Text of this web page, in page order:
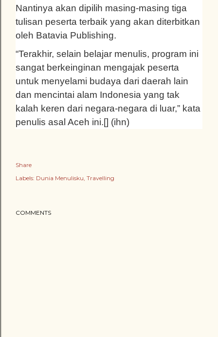
Nantinya akan dipilih masing-masing tiga
tulisan peserta terbaik yang akan diterbitkan
oleh Batavia Publishing.
“Terakhir, selain belajar menulis, program ini
sangat berkeinginan mengajak peserta
untuk menyelami budaya dari daerah lain
dan mencintai alam Indonesia yang tak
kalah keren dari negara-negara di luar,” kata
penulis asal Aceh ini.[] (ihn)
Share
Labels: Dunia Menulisku Travelling
COMMENTS